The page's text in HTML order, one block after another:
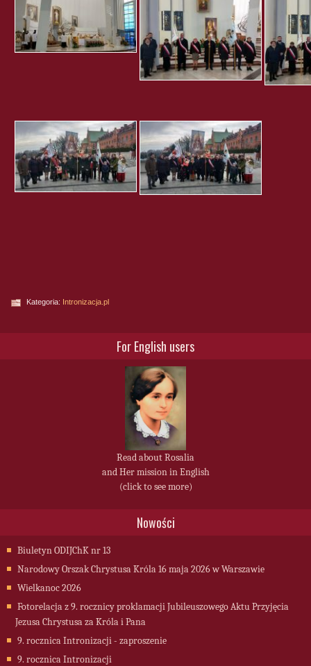
Kategoria: Intronizacja.pl
For English users
Read about Rosalia
and Her mission in English
(click to see more)
Nowości
Biuletyn ODIJChK nr 13
Narodowy Orszak Chrystusa Króla 16 maja 2026 w Warszawie
Wielkanoc 2026
Fotorelacja z 9. rocznicy proklamacji Jubileuszowego Aktu Przyjęcia
Jezusa Chrystusa za Króla i Pana
9. rocznica Intronizacji - zaproszenie
9. rocznica Intronizacji